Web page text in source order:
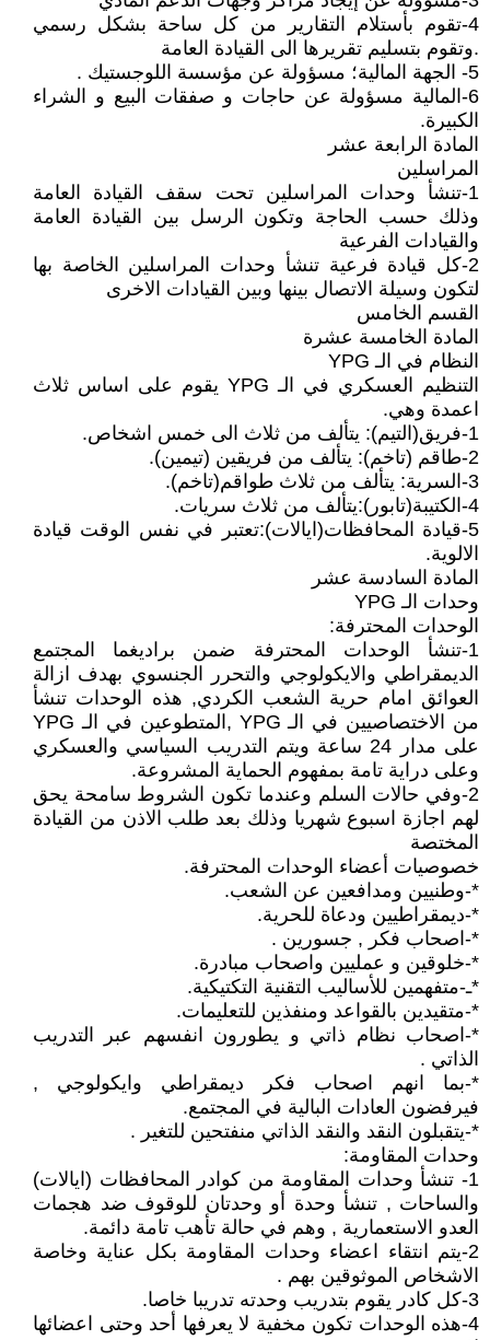
4-تقوم بأستلام التقارير من كل ساحة بشكل رسمي
.وتقوم بتسليم تقريرها الى القيادة العامة
5- الجهة المالية؛ مسؤولة عن مؤسسة اللوجستيك .
6-المالية مسؤولة عن حاجات و صفقات البيع و الشراء
الكبيرة.
المادة الرابعة عشر
المراسلين
1-تنشأ وحدات المراسلين تحت سقف القيادة العامة
وذلك حسب الحاجة وتكون الرسل بين القيادة العامة
والقيادات الفرعية
2-كل قيادة فرعية تنشأ وحدات المراسلين الخاصة بها
لتكون وسيلة الاتصال بينها وبين القيادات الاخرى
القسم الخامس
المادة الخامسة عشرة
النظام في الـ YPG
التنظيم العسكري في الـ YPG يقوم على اساس ثلاث
اعمدة وهي.
1-فريق(التيم): يتألف من ثلاث الى خمس اشخاص.
2-طاقم (تاخم): يتألف من فريقين (تيمين).
3-السرية: يتألف من ثلاث طواقم(تاخم).
4-الكتيبة(تابور):يتألف من ثلاث سريات.
5-قيادة المحافظات(ايالات):تعتبر في نفس الوقت قيادة
الالوية.
المادة السادسة عشر
وحدات الـ YPG
الوحدات المحترفة:
1-تنشأ الوحدات المحترفة ضمن براديغما المجتمع
الديمقراطي والايكولوجي والتحرر الجنسوي بهدف ازالة
العوائق امام حرية الشعب الكردي, هذه الوحدات تنشأ
من الاختصاصيين في الـ YPG ,المتطوعين في الـ YPG
على مدار 24 ساعة ويتم التدريب السياسي والعسكري
وعلى دراية تامة بمفهوم الحماية المشروعة.
2-وفي حالات السلم وعندما تكون الشروط سامحة يحق
لهم اجازة اسبوع شهريا وذلك بعد طلب الاذن من القيادة
المختصة
خصوصيات أعضاء الوحدات المحترفة.
*-وطنيين ومدافعين عن الشعب.
*-ديمقراطيين ودعاة للحرية.
*-اصحاب فكر , جسورين .
*-خلوقين و عمليين واصحاب مبادرة.
*ـ-متفهمين للأساليب التقنية التكتيكية.
*-متقيدين بالقواعد ومنفذين للتعليمات.
*-اصحاب نظام ذاتي و يطورون انفسهم عبر التدريب
الذاتي .
*-بما انهم اصحاب فكر ديمقراطي وايكولوجي ,
فيرفضون العادات البالية في المجتمع.
*-يتقبلون النقد والنقد الذاتي منفتحين للتغير .
وحدات المقاومة:
1- تنشأ وحدات المقاومة من كوادر المحافظات (ايالات)
والساحات , تنشأ وحدة أو وحدتان للوقوف ضد هجمات
العدو الاستعمارية , وهم في حالة تأهب تامة دائمة.
2-يتم انتقاء اعضاء وحدات المقاومة بكل عناية وخاصة
الاشخاص الموثوقين بهم .
3-كل كادر يقوم بتدريب وحدته تدريبا خاصا.
4-هذه الوحدات تكون مخفية لا يعرفها أحد وحتى اعضائها